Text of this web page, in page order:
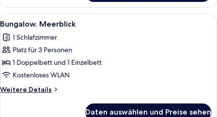
Bungalow,
eigener
Pool,
Gartenblick
Alle
Fotos
für
Bungalow,
Meerblick
anzeigen
Ein Whirlpool in einem
13
Bungalow, Meerblick
1 Schlafzimmer
Platz für 3 Personen
1 Doppelbett und 1 Einzelbett
Kostenloses WLAN
Weitere Details
Weitere
Daten auswählen und Preise sehen